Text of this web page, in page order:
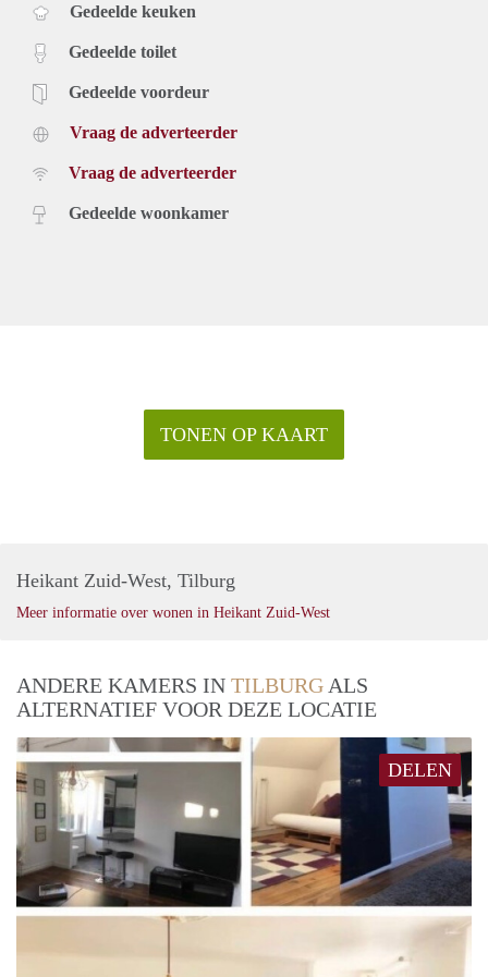
Gedeelde keuken
Gedeelde toilet
Gedeelde voordeur
Vraag de adverteerder
Vraag de adverteerder
Gedeelde woonkamer
TONEN OP KAART
Heikant Zuid-West, Tilburg
Meer informatie over wonen in Heikant Zuid-West
ANDERE KAMERS IN TILBURG ALS
ALTERNATIEF VOOR DEZE LOCATIE
DELEN